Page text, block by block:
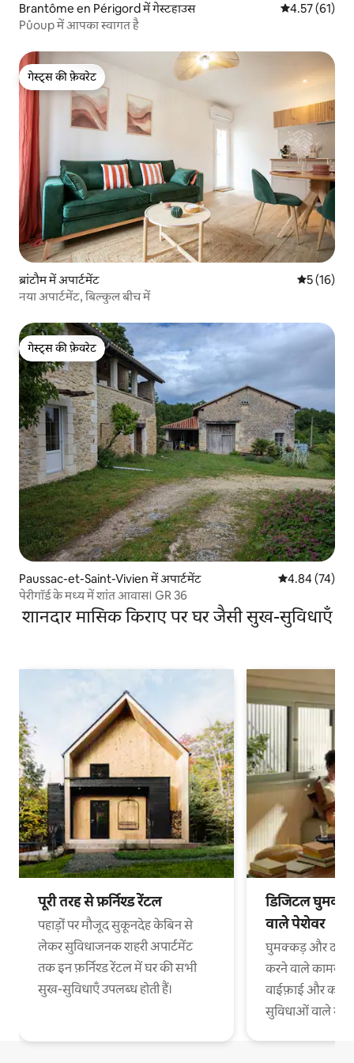
Brantôme en Périgord में गेस्टहाउस औसत रेटिंग 5 में
4.57 (61)
Půoup में आपका स्वागत है
गेस्ट्स की फ़ेवरेट
गेस्ट्स की फ़ेवरेट
ब्रांटौम में अपार्टमेंट औसत रेटिंग
5 (16)
नया अपार्टमेंट, बिल्कुल बीच में
गेस्ट्स की फ़ेवरेट
गेस्ट्स की फ़ेवरेट
Paussac-et-Saint-Vivien में अपार्टमेंट औसत रेटिंग 5 में
4.84 (74)
पेरीगॉर्ड के मध्य में शांत आवास। GR 36
शानदार मासिक किराए पर घर जैसी सुख-सुविधाएँ
पूरी तरह से फ़र्निश्ड रेंटल
पहाड़ों पर मौजूद सुकूनदेह केबिन से
लेकर सुविधाजनक शहरी अपार्टमेंट
तक इन फ़र्निश्ड रेंटल में घर की सभी
सुख-सुविधाएँ उपलब्ध होती हैं।
डिजिटल
वाले पेशेवर
घुमक्कड़ और
करने वाले
वाईफ़ाई और काम
सुविधाओं वाले